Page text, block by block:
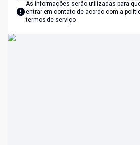
As informações serão utilizadas para
entrar em contato de acordo com a
termos de serviço